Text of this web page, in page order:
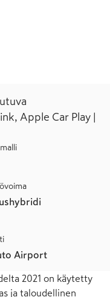
Apple Car Play |
Airport
2021 on käytetty
ja taloudellinen